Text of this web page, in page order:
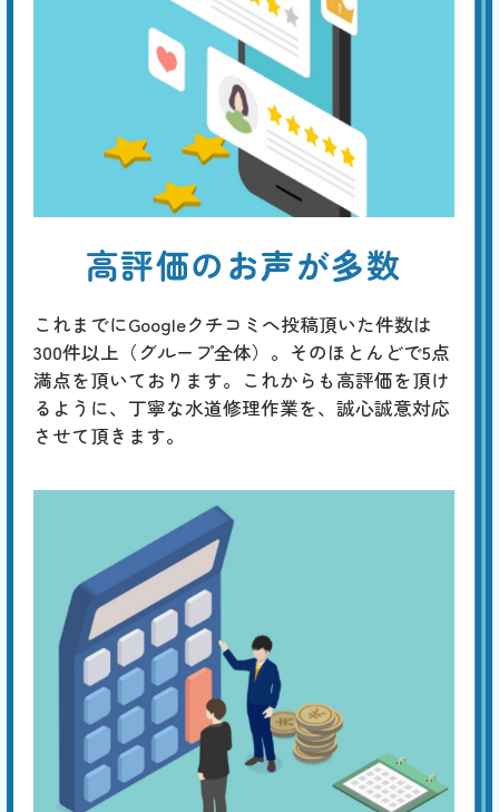
高評価のお声が多数
これまでにGoogleクチコミへ投稿頂いた件数は
300件以上（グループ全体）。そのほとんどで5点
満点を頂いております。これからも高評価を頂け
るように、丁寧な水道修理作業を、誠心誠意対応
させて頂きます。